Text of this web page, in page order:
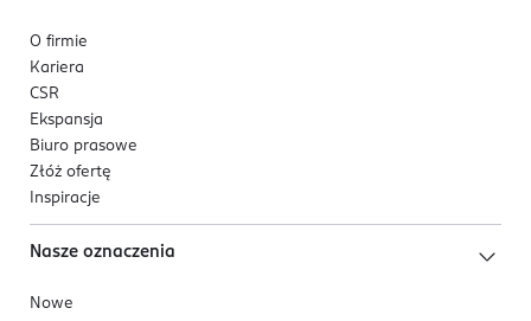
O firmie
Kariera
CSR
Ekspansja
Biuro prasowe
Złóż ofertę
Inspiracje
Nasze oznaczenia
Nowe